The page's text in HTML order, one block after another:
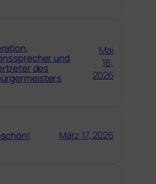
und
des
Mai
16,
2026
März 17, 2026